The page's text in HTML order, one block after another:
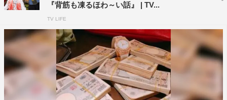
嫌やから真剣に答えようとしているとことかも見ていただ
きたいなと思いますね（笑）
番組情報
『背筋も凍るほわ～い話』
2023年3月14日（火）午後7時～8時57分
『背筋も凍るほわ～い話』 | TV...
TV LIFE